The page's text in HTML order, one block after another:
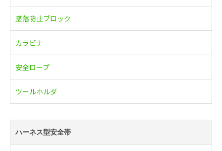
墜落防止ブロック
カラビナ
安全ロープ
ツールホルダ
ハーネス型安全帯